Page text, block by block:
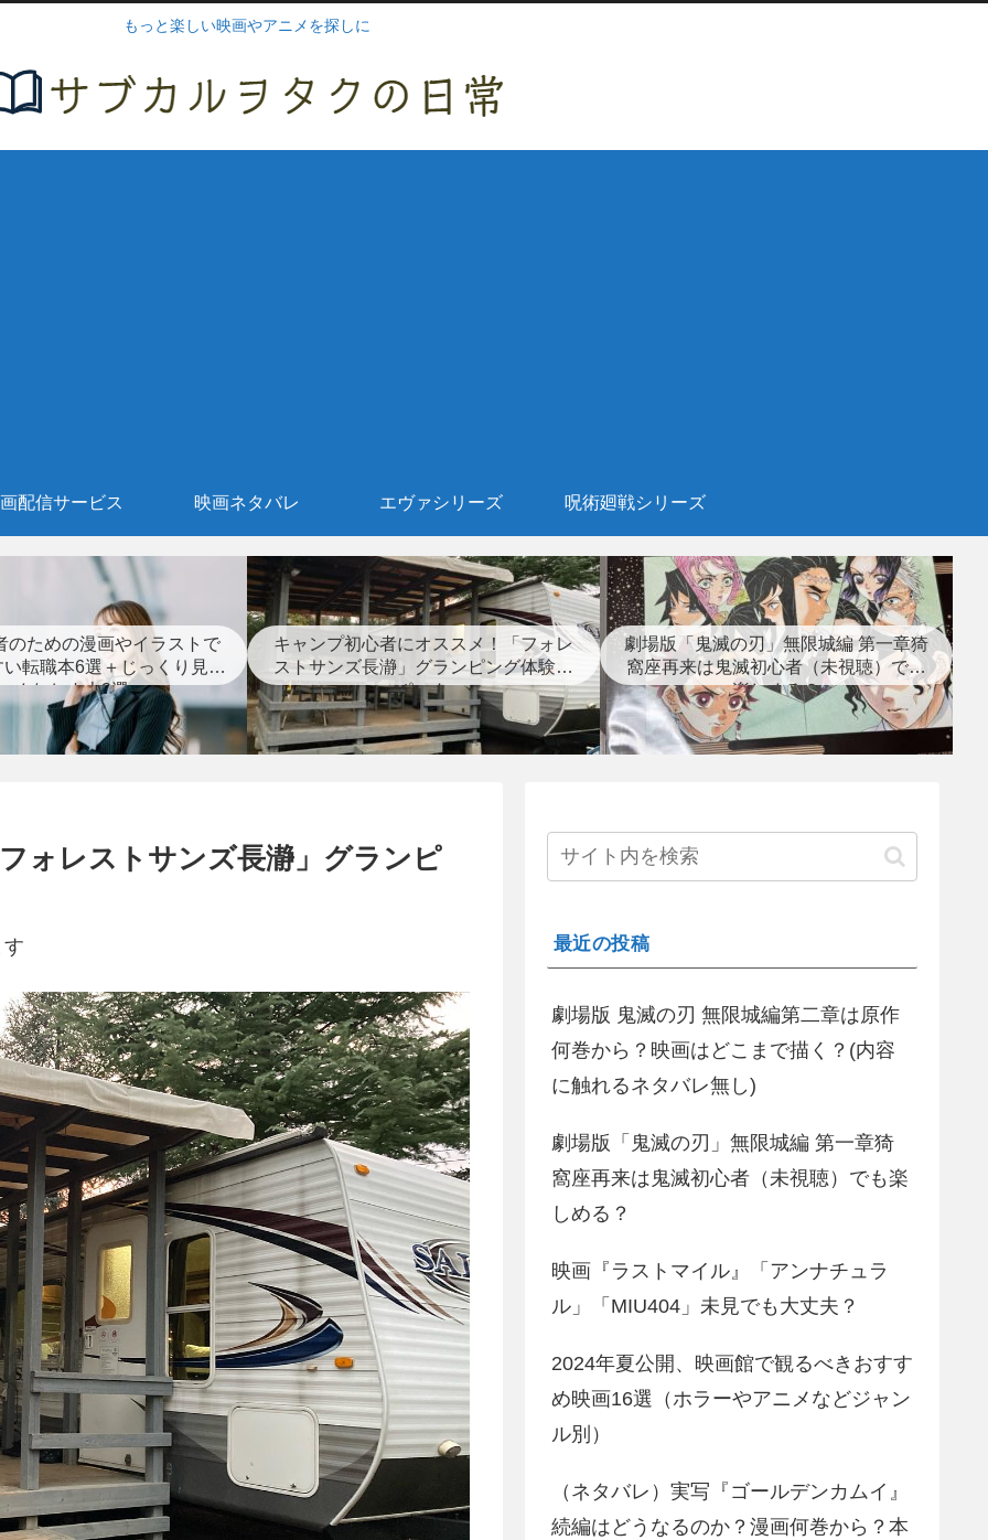
もっと楽しい映画やアニメを探しに
配信サービス 映画ネタバレ エヴァシリーズ 呪術廻戦シリーズ
のための漫画やイラストで
転職本6選＋じっくり見つ
めなおす本3選
キャンプ初心者にオススメ！「フォレ
ストサンズ長瀞」グランピング体験レ
ポート
劇場版「鬼滅の刃」無限城編 第一章猗
窩座再来は鬼滅初心者（未視聴）でも
楽しめる？
ォレストサンズ長瀞」グランピ
最近の投稿
劇場版 鬼滅の刃 無限城編第二章は原作
何巻から？映画はどこまで描く？(内容
に触れるネタバレ無し)
劇場版「鬼滅の刃」無限城編 第一章猗
窩座再来は鬼滅初心者（未視聴）でも楽
しめる？
映画『ラストマイル』「アンナチュラ
ル」「MIU404」未見でも大丈夫？
2024年夏公開、映画館で観るべきおすす
め映画16選（ホラーやアニメなどジャン
ル別）
（ネタバレ）実写『ゴールデンカムイ』
続編はどうなるのか？漫画何巻から？本